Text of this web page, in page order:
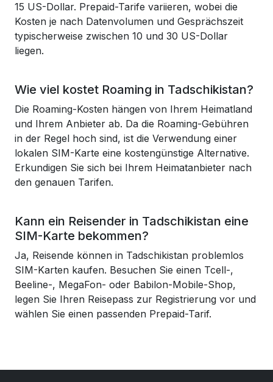
15 US-Dollar. Prepaid-Tarife variieren, wobei die
Kosten je nach Datenvolumen und Gesprächszeit
typischerweise zwischen 10 und 30 US-Dollar
liegen.
Wie viel kostet Roaming in Tadschikistan?
Die Roaming-Kosten hängen von Ihrem Heimatland
und Ihrem Anbieter ab. Da die Roaming-Gebühren
in der Regel hoch sind, ist die Verwendung einer
lokalen SIM-Karte eine kostengünstige Alternative.
Erkundigen Sie sich bei Ihrem Heimatanbieter nach
den genauen Tarifen.
Kann ein Reisender in Tadschikistan eine
SIM-Karte bekommen?
Ja, Reisende können in Tadschikistan problemlos
SIM-Karten kaufen. Besuchen Sie einen Tcell-,
Beeline-, MegaFon- oder Babilon-Mobile-Shop,
legen Sie Ihren Reisepass zur Registrierung vor und
wählen Sie einen passenden Prepaid-Tarif.